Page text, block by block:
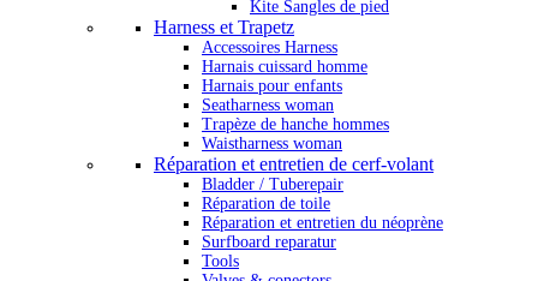
Kite Sangles de pied
Harness et Trapetz
Accessoires Harness
Harnais cuissard homme
Harnais pour enfants
Seatharness woman
Trapèze de hanche hommes
Waistharness woman
Réparation et entretien de cerf-volant
Bladder / Tuberepair
Réparation de toile
Réparation et entretien du néoprène
Surfboard reparatur
Tools